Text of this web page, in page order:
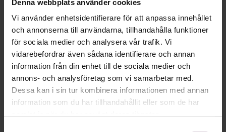
Denna webbplats använder cookies
Vi använder enhetsidentifierare för att anpassa innehållet
och annonserna till användarna, tillhandahålla funktioner
för sociala medier och analysera vår trafik. Vi
vidarebefordrar även sådana identifierare och annan
information från din enhet till de sociala medier och
annons- och analysföretag som vi samarbetar med.
Dessa kan i sin tur kombinera informationen med annan
information som du har tillhandahållit eller som de har
tråkig partiledare i foträta skor, än en
känslomässig spelevink i högklackat.”
Ledarskap
Text:Fredrik Kullberg
Publicerad2026-08-03